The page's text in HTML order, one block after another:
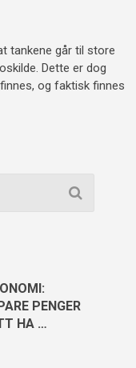
tankene går til store
Dette er dog
og faktisk finnes
PENGER
HA …